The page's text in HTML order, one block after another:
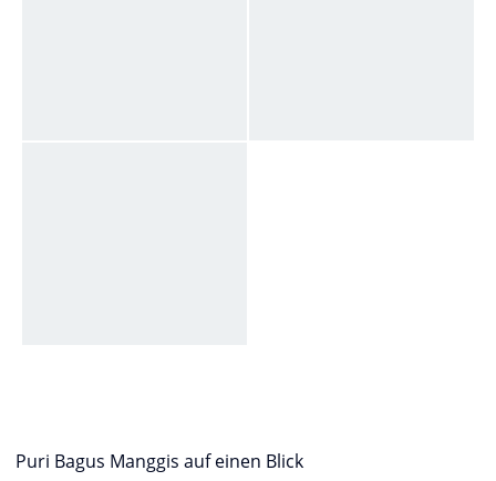
Puri Bagus Manggis auf einen Blick